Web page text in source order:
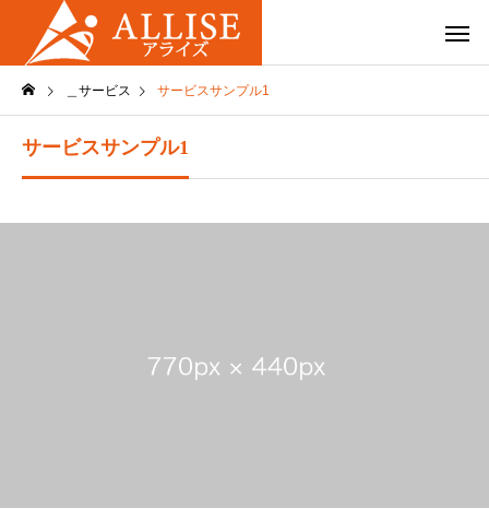
＿サービス サービスサンプル1
サービスサンプル1